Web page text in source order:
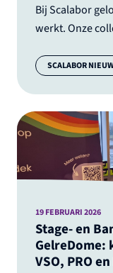
Bij Scalabor
werkt. Onze
Categorie:
SCALABOR
Stage- en
GelreDome:
VSO, PRO
19 FEBRUARI 2026